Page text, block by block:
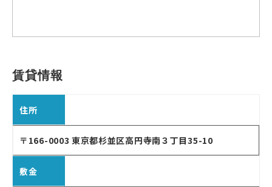
賃貸情報
住所
〒166-0003 東京都杉並区高円寺南３丁目35-10
敷金